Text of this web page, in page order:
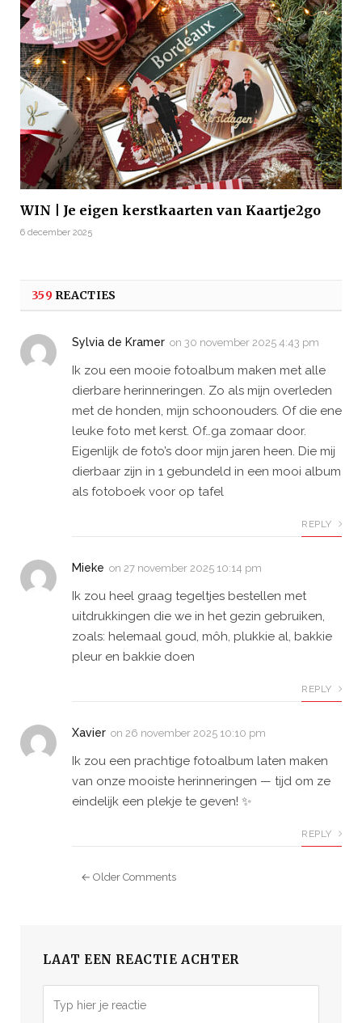
WIN | Je eigen kerstkaarten van Kaartje2go
6 december 2025
359REACTIES
Sylvia de Kramer on 30 november 2025 4:43 pm
Ik zou een mooie fotoalbum maken met alle
dierbare herinneringen. Zo als mijn overleden
met de honden, mijn schoonouders. Of die ene
leuke foto met kerst. Of…ga zomaar door.
Eigenlijk de foto’s door mijn jaren heen. Die mij
dierbaar zijn in 1 gebundeld in een mooi album
als fotoboek voor op tafel
REPLY
Mieke on 27 november 2025 10:14 pm
Ik zou heel graag tegeltjes bestellen met
uitdrukkingen die we in het gezin gebruiken,
zoals: helemaal goud, môh, plukkie al, bakkie
pleur en bakkie doen
REPLY
Xavier on 26 november 2025 10:10 pm
Ik zou een prachtige fotoalbum laten maken
van onze mooiste herinneringen — tijd om ze
eindelijk een plekje te geven! ✨
REPLY
← Older Comments
LAAT EEN REACTIE ACHTER